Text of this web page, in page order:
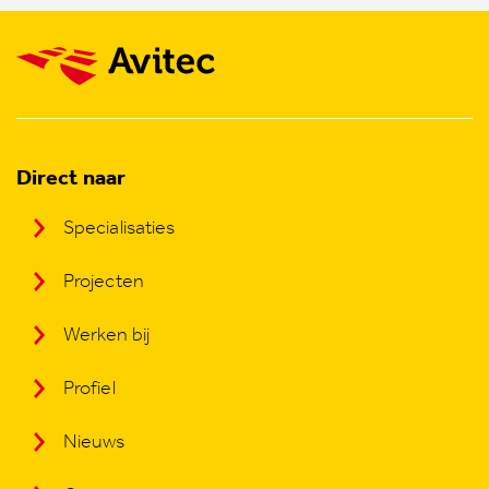
Direct naar
Specialisaties
Projecten
Werken bij
Profiel
Nieuws